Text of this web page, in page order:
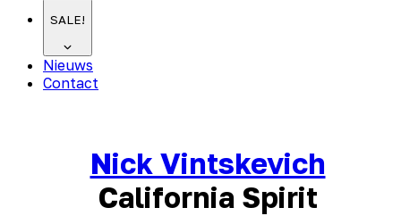
SALE!
Nieuws
Contact
Nick Vintskevich
California Spirit